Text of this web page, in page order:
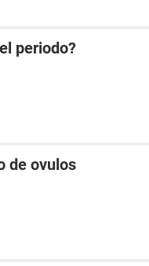
periodo?
de ovulos